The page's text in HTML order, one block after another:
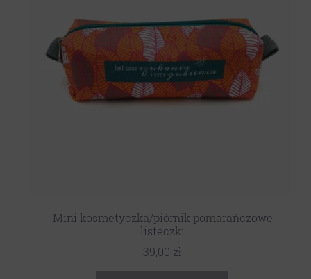
Mini kosmetyczka/piórnik pomarańczowe
listeczki
39,00 zł